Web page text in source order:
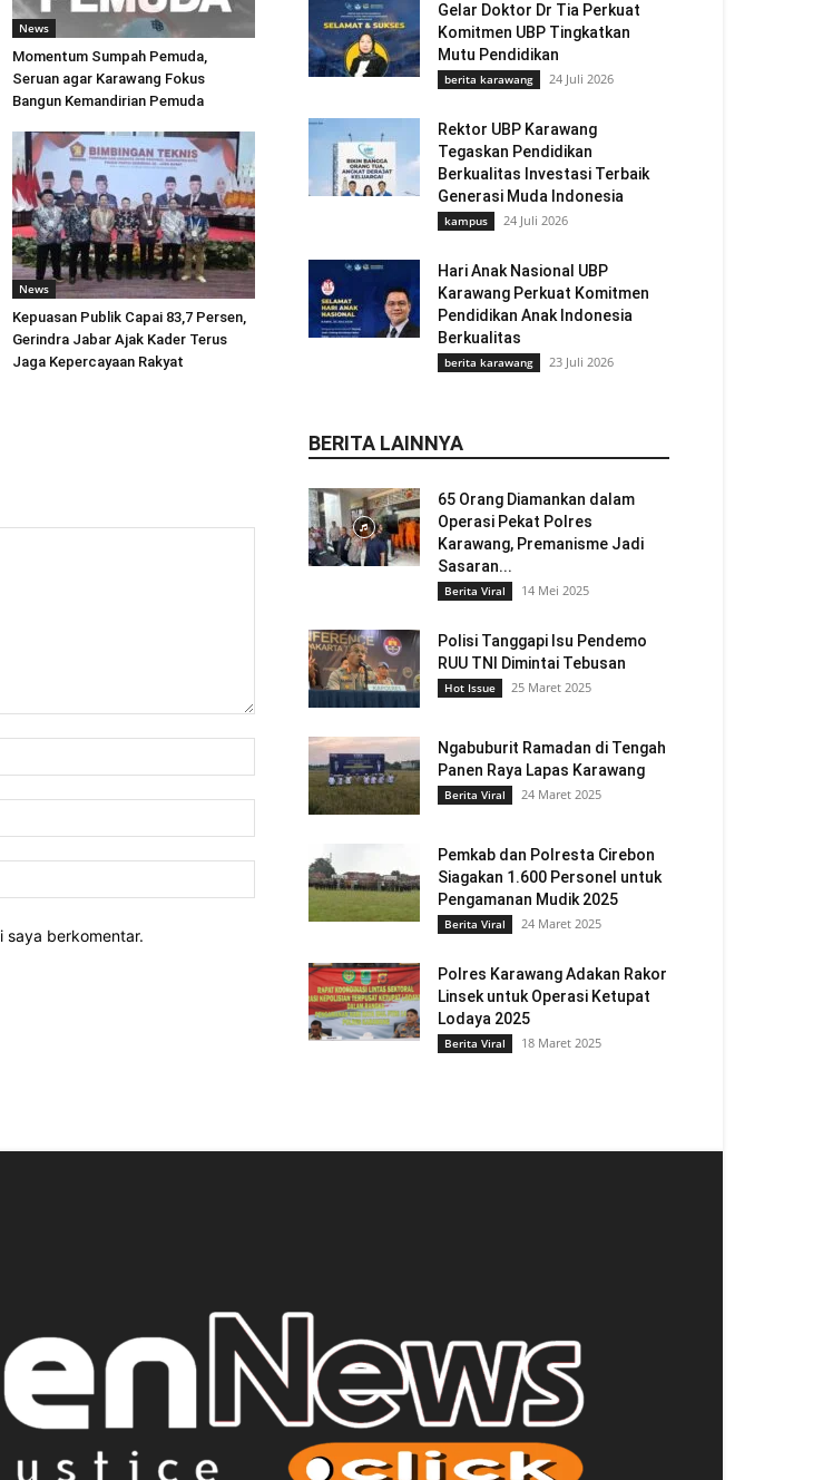
News
Momentum Sumpah Pemuda,
Seruan agar Karawang Fokus
Bangun Kemandirian Pemuda
News
Kepuasan Publik Capai 83,7 Persen,
Gerindra Jabar Ajak Kader Terus
Jaga Kepercayaan Rakyat
saya berkomentar.
Gelar Doktor Dr Tia Perkuat
Komitmen UBP Tingkatkan
Mutu Pendidikan
berita karawang 24 Juli 2026
Rektor UBP Karawang
Tegaskan Pendidikan
Berkualitas Investasi Terbaik
Generasi Muda Indonesia
kampus 24 Juli 2026
Hari Anak Nasional UBP
Karawang Perkuat Komitmen
Pendidikan Anak Indonesia
Berkualitas
berita karawang 23 Juli 2026
BERITA LAINNYA
65 Orang Diamankan dalam
Operasi Pekat Polres
Karawang, Premanisme Jadi
Sasaran...
Berita Viral 14 Mei 2025
Polisi Tanggapi Isu Pendemo
RUU TNI Dimintai Tebusan
Hot Issue 25 Maret 2025
Ngabuburit Ramadan di Tengah
Panen Raya Lapas Karawang
Berita Viral 24 Maret 2025
Pemkab dan Polresta Cirebon
Siagakan 1.600 Personel untuk
Pengamanan Mudik 2025
Berita Viral 24 Maret 2025
Polres Karawang Adakan Rakor
Linsek untuk Operasi Ketupat
Lodaya 2025
Berita Viral 18 Maret 2025